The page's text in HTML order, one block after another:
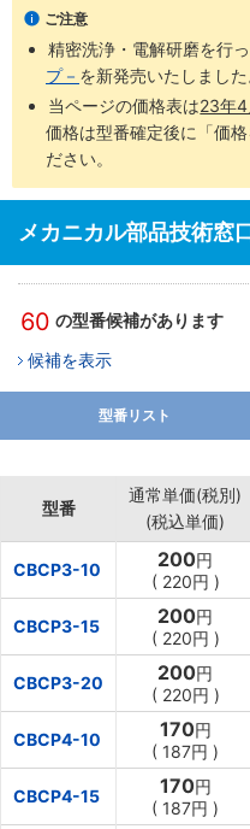
ご注意
精密洗浄・電解研磨を行
プ－ を新発売いたしました
当ページの価格表は23年4
価格は型番確定後に「価
ださい。
メカニカル部品技術窓
60 の型番候補があります
候補を表示
型番リスト
型番
通常単価(税別)
(税込単価)
CBCP3-10 200円
( 220円 )
CBCP3-15 200円
( 220円 )
CBCP3-20 200円
( 220円 )
CBCP4-10 170円
( 187円 )
CBCP4-15 170円
( 187円 )